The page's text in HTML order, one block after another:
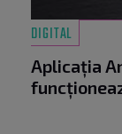
DIGITAL
Aplicația